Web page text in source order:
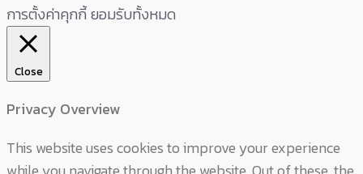
การตั้งค่าคุกกี้ยอมรับทั้งหมด
Close
Privacy Overview
This website uses cookies to improve your experience